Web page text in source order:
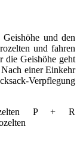
und den
und fahren
die Geishöhe geht
einer Einkehr
Verpflegung
P + R